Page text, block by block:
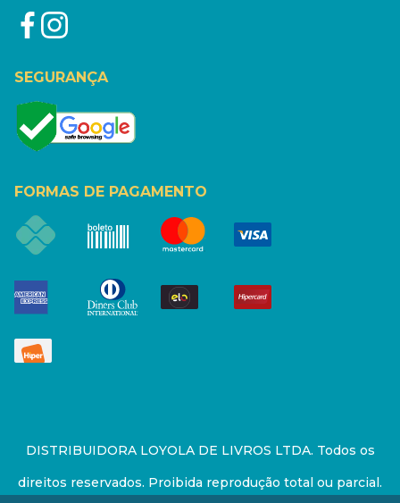
SEGURANÇA
FORMAS DE PAGAMENTO
DISTRIBUIDORA LOYOLA DE LIVROS LTDA. Todos os
direitos reservados. Proibida reprodução total ou parcial.